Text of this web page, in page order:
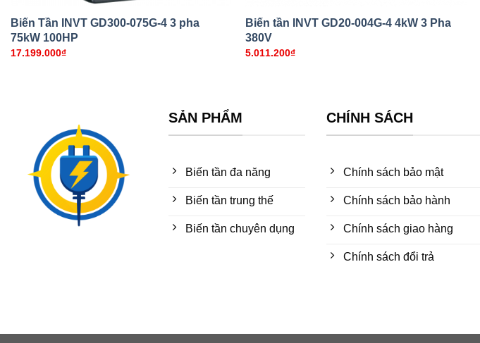
Biến Tần INVT GD300-075G-4 3 pha
75kW 100HP
17.199.000₫
Biến tần INVT GD20-004G-4 4kW 3 Pha
380V
5.011.200₫
SẢN PHẨM
Biến tần đa năng
Biến tần trung thế
Biến tần chuyên dụng
CHÍNH SÁCH
Chính sách bảo mật
Chính sách bảo hành
Chính sách giao hàng
Chính sách đổi trả